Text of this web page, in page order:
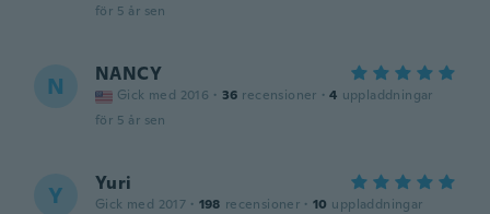
för 5 år sen
N NANCY
Gick med 2016 · 36 recensioner · 4 uppladdningar
för 5 år sen
Y Yuri
Gick med 2017 · 198 recensioner · 10 uppladdningar